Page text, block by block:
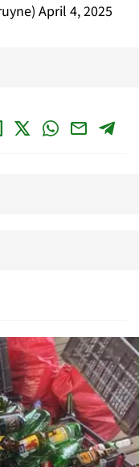
April 4, 2025